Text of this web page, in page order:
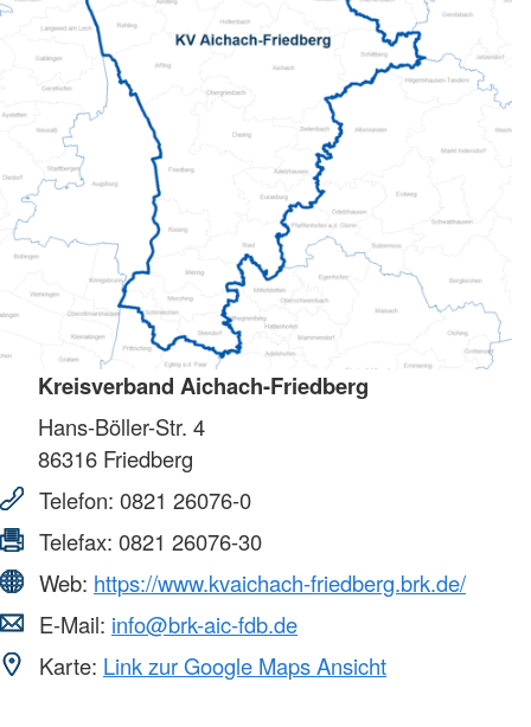
Kreisverband Aichach-Friedberg
Hans-Böller-Str. 4
86316 Friedberg
Telefon: 0821 26076-0
Telefax: 0821 26076-30
Web: https://www.kvaichach-friedberg.brk.de/
E-Mail: info@brk-aic-fdb.de
Karte: Link zur Google Maps Ansicht